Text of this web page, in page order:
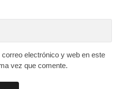
electrónico y web en este
vez que comente.